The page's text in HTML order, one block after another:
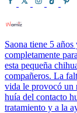
Saona tiene 5
completamente
esta pequeña
compañeros. La
vida le provocó un
huía del contacto
tratamiento y a la